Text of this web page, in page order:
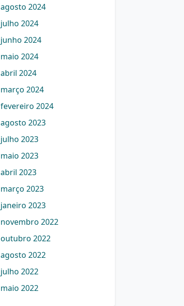
agosto 2024
julho 2024
junho 2024
maio 2024
abril 2024
março 2024
fevereiro 2024
agosto 2023
julho 2023
maio 2023
abril 2023
março 2023
janeiro 2023
novembro 2022
outubro 2022
agosto 2022
julho 2022
maio 2022